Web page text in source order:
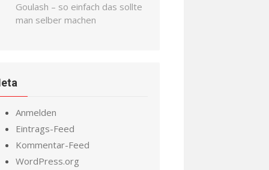
Goulash – so einfach das sollte
man selber machen
Anmelden
Eintrags-Feed
Kommentar-Feed
WordPress.org